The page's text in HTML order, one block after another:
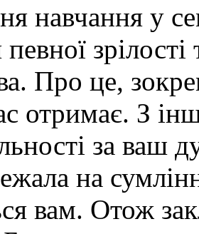
навчання у
Про це,
отримає. З
за ваш
на
вам. Отож